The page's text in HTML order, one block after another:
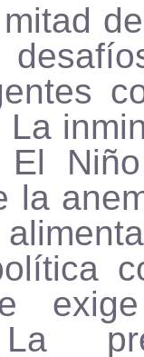
El
la
La